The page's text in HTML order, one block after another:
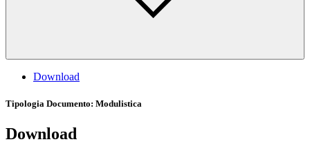
Download
Tipologia Documento: Modulistica
Download